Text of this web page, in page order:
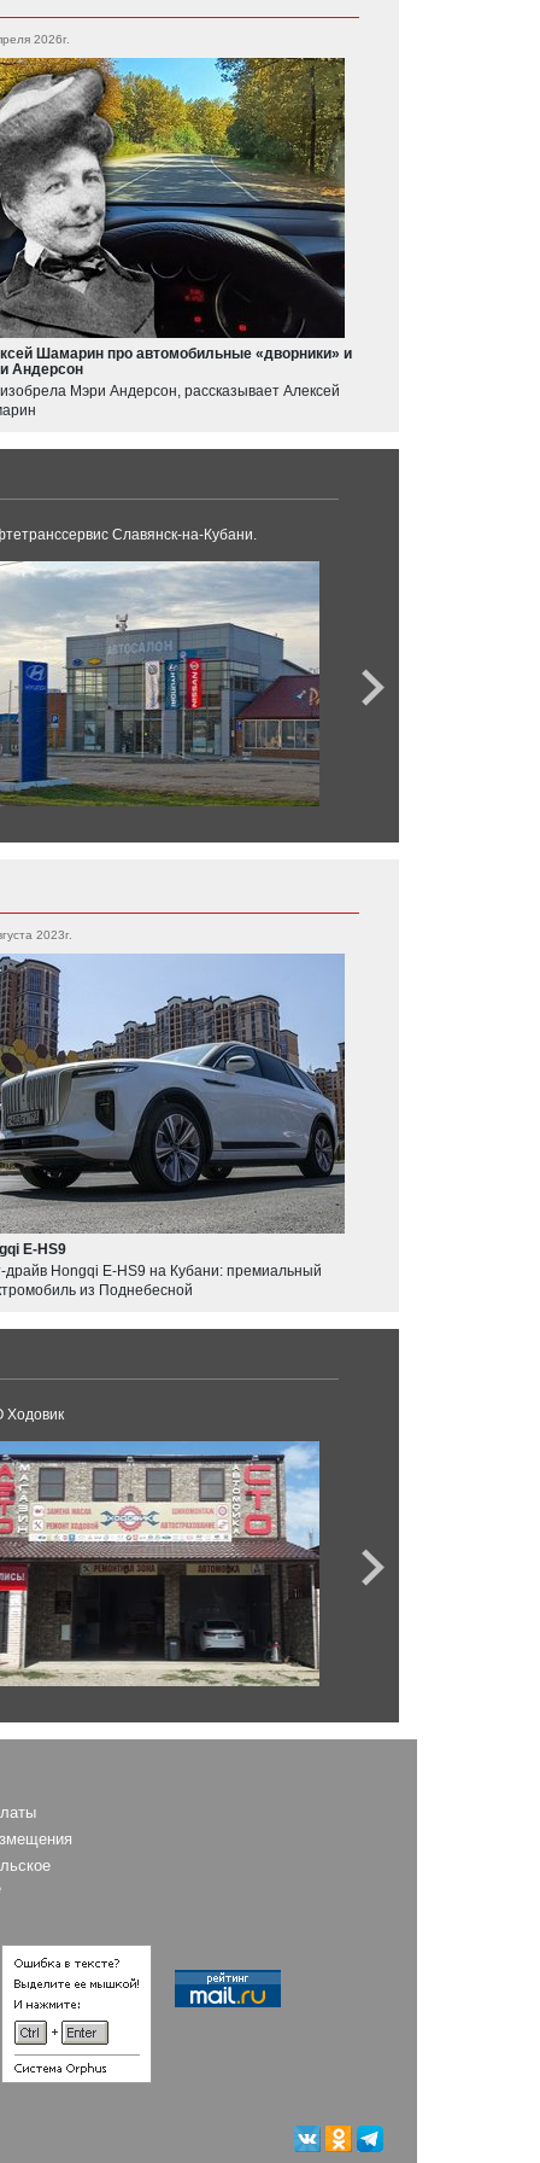
2026г.
Шамарин про автомобильные «дворники» и
Андерсон
Мэри Андерсон, рассказывает Алексей
Славянск-на-Кубани.
2023г.
E-HS9
драйв Hongqi E-HS9 на Кубани: премиальный
из Поднебесной
Ходовик